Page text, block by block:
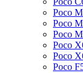
Poco
Poco
Poco
Poco
Poco
Poco